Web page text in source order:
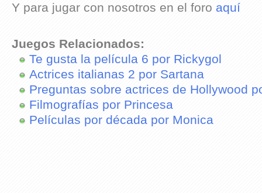
Y para jugar con nosotros en el foro aquí
Juegos Relacionados:
Te gusta la película 6 por Rickygol
Actrices italianas 2 por Sartana
Preguntas sobre actrices de Hollywood
Filmografías por Princesa
Películas por década por Monica